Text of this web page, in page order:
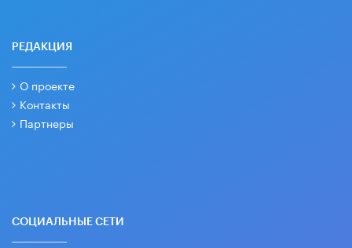
РЕДАКЦИЯ
О проекте
Контакты
Партнеры
СОЦИАЛЬНЫЕ СЕТИ